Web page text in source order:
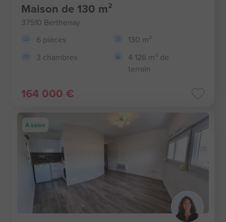
Maison de 130 m²
37510 Berthenay
6 pièces
130 m²
3 chambres
4 126 m² de
terrain
164 000 €
À saisir